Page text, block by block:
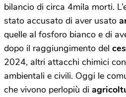
bilancio di circa 4mila morti.
stato accusato di aver usato
quelle al fosforo bianco e di
dopo il raggiungimento del
2024, altri attacchi chimici
ambientali e civili. Oggi le
che vivono perlopiù di